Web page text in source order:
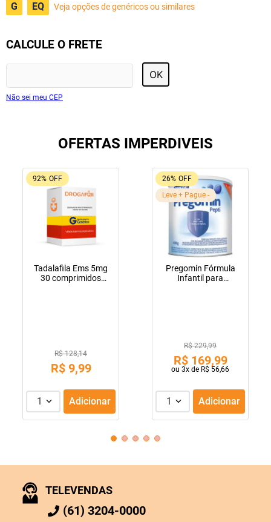
G EQ Veja opções de genéricos ou similares
CALCULE O FRETE
OK
Não sei meu CEP
OFERTAS IMPERDIVEIS
92% OFF
Tadalafila Ems 5mg
30 comprimidos
R$ 128,14
R$ 9,99
1 Adicionar
26% OFF
Leve + Pague -
Pregomin Fórmula
Infantil para
R$ 229,99
R$ 169,99
ou 3x de R$ 56,66
1 Adicionar
TELEVENDAS
(61) 3204-0000